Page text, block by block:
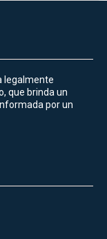
legalmente
que brinda un
por un